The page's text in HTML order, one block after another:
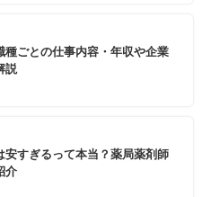
種ごとの仕事内容・年収や企業
説
安すぎるって本当？薬局薬剤師
介